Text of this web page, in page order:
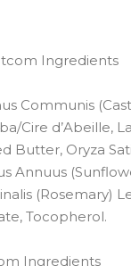
Ingredients
Communis
Cire d’Abeille,
Butter, Oryza
Annuus
(Rosemary)
Tocopherol.
Ingredients